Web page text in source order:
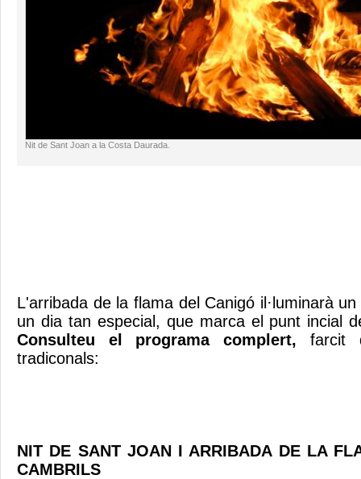
Nit de Sant Joan a la Costa Daurada.
L'arribada de la flama del Canigó il·luminarà
un dia tan especial, que marca el punt incial
Consulteu el programa complert, farcit
tradiconals:
NIT DE SANT JOAN I ARRIBADA DE LA
CAMBRILS